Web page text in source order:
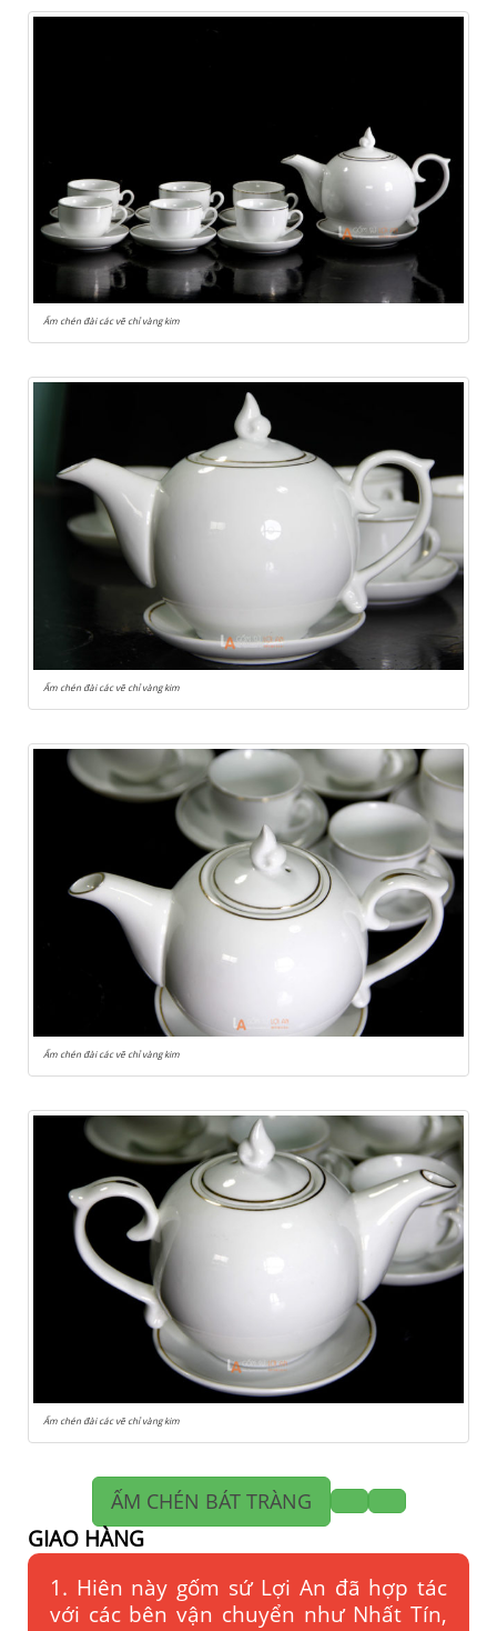
Ấm chén đài các vẽ chỉ vàng kim
Ấm chén đài các vẽ chỉ vàng kim
Ấm chén đài các vẽ chỉ vàng kim
Ấm chén đài các vẽ chỉ vàng kim
ẤM CHÉN BÁT TRÀNG
GIAO HÀNG
1. Hiên này gốm sứ Lợi An đã hợp tác
với các bên vận chuyển như Nhất Tín,